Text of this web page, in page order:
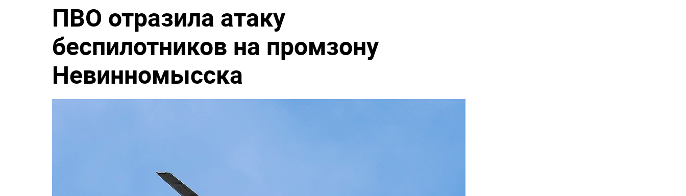
ПВО отразила атаку
беспилотников на промзону
Невинномысска